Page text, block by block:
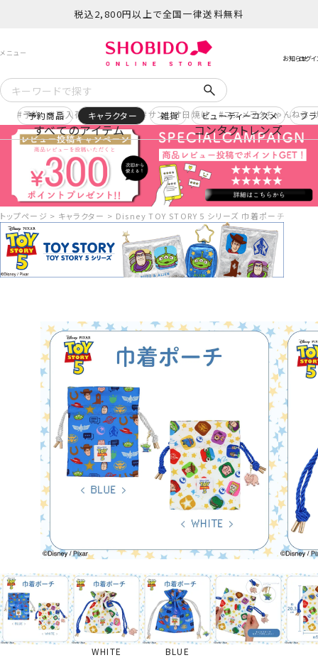
税込2,800円以上で全国一律送料無料
予約 再入荷 ヒロアカ サンリオ日焼け コスメヲタちゃんねる
すべてのアイテム コンタクトレンズ
予約商品 キャラクター 雑貨 ビューティーコスメ ブ
トップページ キャラクター Disney TOY STORY 5 シリーズ 巾着ポーチ ＜
WHITE BLUE